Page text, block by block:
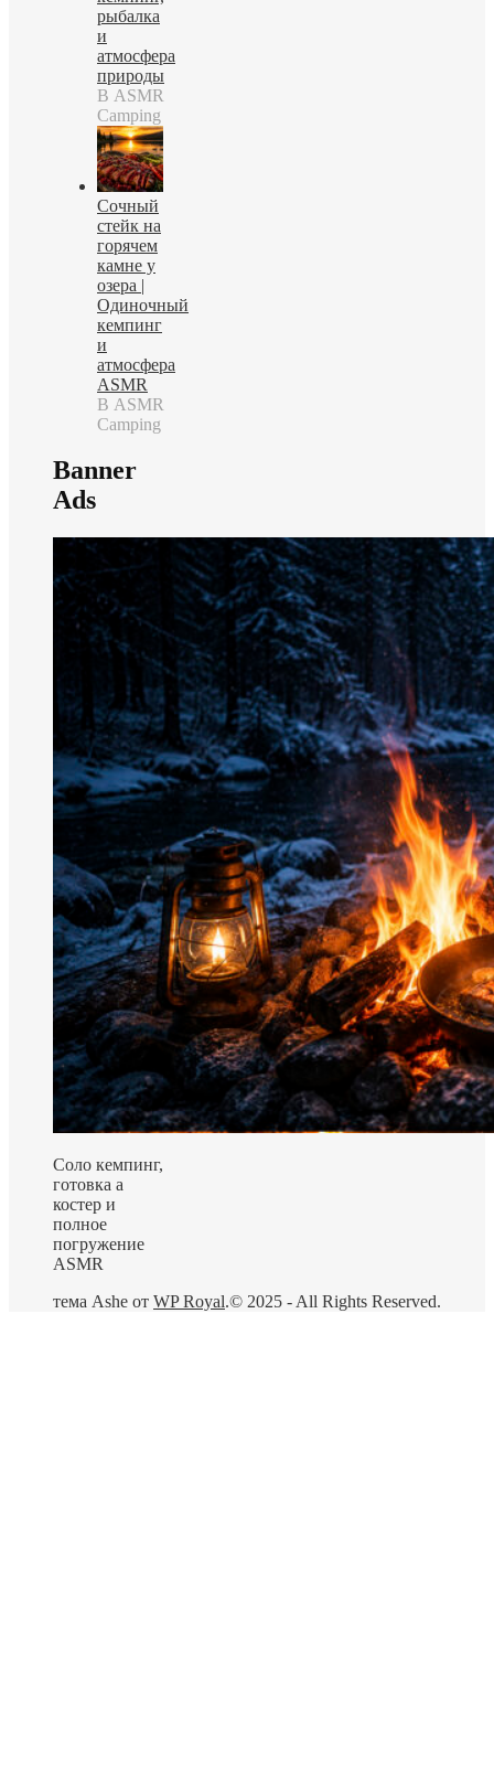
рыбалка
и
атмосфера
природы
В ASMR
Camping
Сочный
стейк на
горячем
камне у
озера |
Одиночный
кемпинг
и
атмосфера
ASMR
В ASMR
Camping
Banner
Ads
Соло кемпинг,
готовка а
костер и
полное
погружение
ASMR
© 2025 - All Rights Reserved.
тема Ashe от WP Royal.